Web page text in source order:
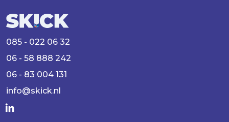
085 - 022 06 32
06 - 58 888 242
06 - 83 004 131
info@skick.nl